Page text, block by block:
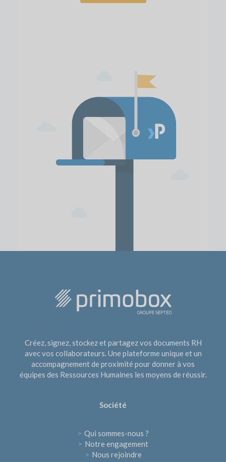
Créez, signez, stockez et partagez vos documents RH
avec vos collaborateurs. Une plateforme unique et un
accompagnement de proximité pour donner à vos
équipes des Ressources Humaines les moyens de réussir.
Société
> Qui sommes-nous ?
> Notre engagement
> Nous rejoindre